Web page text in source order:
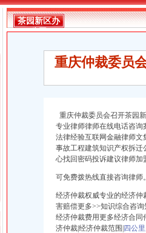
册）
（工商注册）
册）
进出口权）
茶园新区办
公司
重庆仲裁委员
重庆仲裁委员会召开茶园
专业律师律师在线电话咨询
法律经验互联网金融律师
事故工程建筑知识产权拆
心找回密码投诉建议律师加
可免费拨热线直接咨询律师。
经济仲裁权威专业的经济
害赔偿更多>>知识综合咨
经济仲裁费用更多经济合同
济仲裁|经济仲裁范围| 四公